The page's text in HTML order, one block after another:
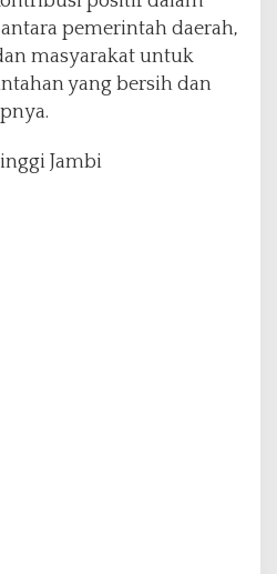
pemerintah daerah,
masyarakat untuk
yang bersih dan
Jambi